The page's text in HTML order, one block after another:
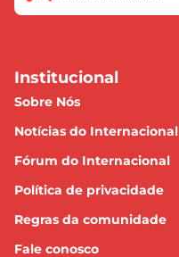
Institucional
Sobre Nós
Notícias do Internacional
Fórum do Internacional
Política de privacidade
Regras da comunidade
Fale conosco